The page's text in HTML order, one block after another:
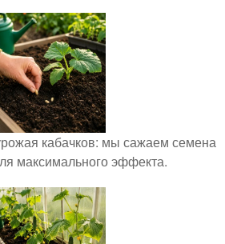
кабачков: мы сажаем семена
максимального эффекта.